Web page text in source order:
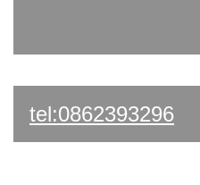
tel:0862393296